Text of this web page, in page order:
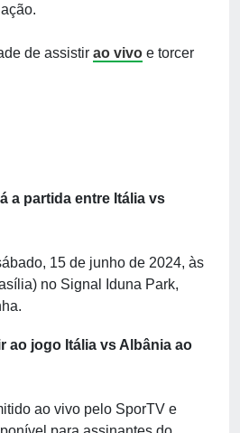
de assistir ao vivo e torcer
a partida entre Itália vs
15 de junho de 2024, às
no Signal Iduna Park,
ao jogo Itália vs Albânia ao
ao vivo pelo SporTV e